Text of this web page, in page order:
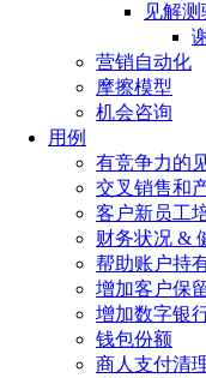
见解测
营销自动化
摩擦模型
机会咨询
用例
有竞争力的
交叉销售和
客户新员工
财务状况 &
帮助账户持
增加客户保
增加数字银
钱包份额
商人支付清